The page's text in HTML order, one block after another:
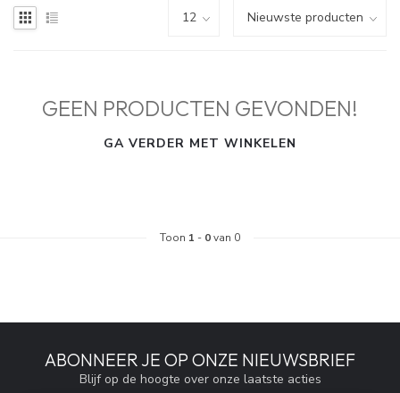
GEEN PRODUCTEN GEVONDEN!
GA VERDER MET WINKELEN
Toon 1 - 0van 0
ABONNEER JE OP ONZE NIEUWSBRIEF
Blijf op de hoogte over onze laatste acties